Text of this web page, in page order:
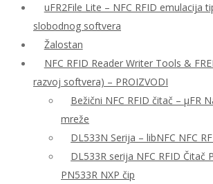
uFR2File Lite – NFC RFID emulacija
slobodnog softvera
Žalostan
NFC RFID Reader Writer Tools &
razvoj softvera) – PROIZVODI
Bežični NFC RFID čitač – μFR
mreže
DL533N Serija – libNFC NFC
DL533R serija NFC RFID Čitač
PN533R NXP čip